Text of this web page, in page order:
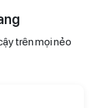
trên mọi nẻo